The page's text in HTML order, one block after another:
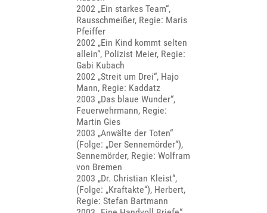
2002 „Ein starkes Team“,
Rausschmeißer, Regie: Maris
Pfeiffer
2002 „Ein Kind kommt selten
allein“, Polizist Meier, Regie:
Gabi Kubach
2002 „Streit um Drei“, Hajo
Mann, Regie: Kaddatz
2003 „Das blaue Wunder“,
Feuerwehrmann, Regie:
Martin Gies
2003 „Anwälte der Toten“
(Folge: „Der Sennemörder“),
Sennemörder, Regie: Wolfram
von Bremen
2003 „Dr. Christian Kleist“,
(Folge: „Kraftakte“), Herbert,
Regie: Stefan Bartmann